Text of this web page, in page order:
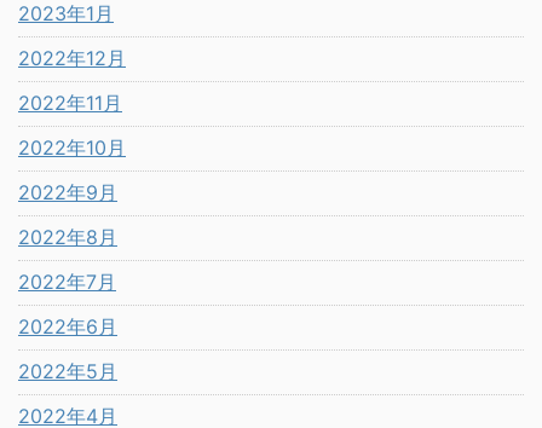
2023年1月
2022年12月
2022年11月
2022年10月
2022年9月
2022年8月
2022年7月
2022年6月
2022年5月
2022年4月